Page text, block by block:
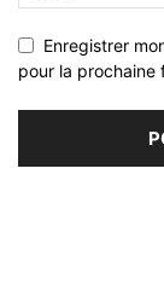
Enregistrer
pour la prochaine